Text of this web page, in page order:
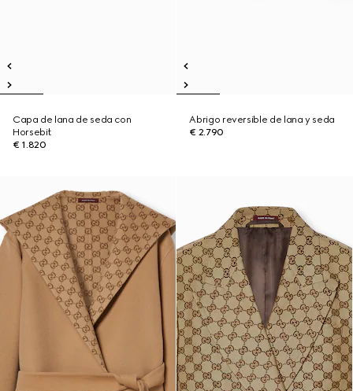
Capa de lana de seda con
Horsebit
€ 1.820
Abrigo reversible de lana y seda
€ 2.790